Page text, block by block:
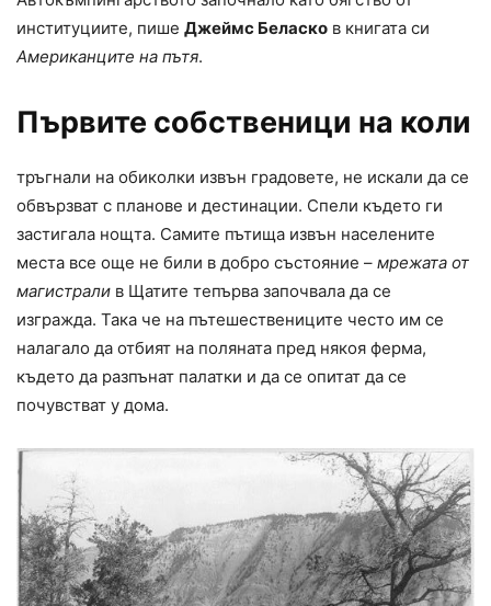
институциите, пише Джеймс Беласко в книгата си
Американците на пътя.
Първите собственици на коли
тръгнали на обиколки извън градовете, не искали да се
обвързват с планове и дестинации. Спели където ги
застигала нощта. Самите пътища извън населените
места все още не били в добро състояние – мрежата от
магистрали в Щатите тепърва започвала да се
изгражда. Така че на пътешествениците често им се
налагало да отбият на поляната пред някоя ферма,
където да разпънат палатки и да се опитат да се
почувстват у дома.